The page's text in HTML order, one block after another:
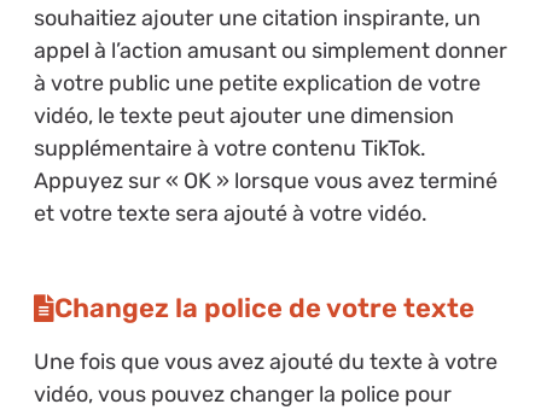
souhaitiez ajouter une citation inspirante, un
appel à l’action amusant ou simplement donner
à votre public une petite explication de votre
vidéo, le texte peut ajouter une dimension
supplémentaire à votre contenu TikTok.
Appuyez sur « OK » lorsque vous avez terminé
et votre texte sera ajouté à votre vidéo.
Changez la police de votre texte
Une fois que vous avez ajouté du texte à votre
vidéo, vous pouvez changer la police pour